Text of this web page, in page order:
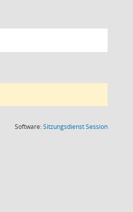
Software:SitzungsdienstSession(Wird in